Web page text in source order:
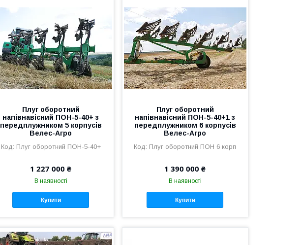
Плуг оборотний
напівнавісний ПОН-5-40+ з
передплужником 5 корпусів
Велес-Агро
Плуг оборотний ПОН-5-40+
1 227 000 ₴
В наявності
Купити
Плуг оборотний
напівнавісний ПОН-5-40+1 з
передплужником 6 корпусів
Велес-Агро
Плуг оборотний ПОН 6 корп
1 390 000 ₴
В наявності
Купити